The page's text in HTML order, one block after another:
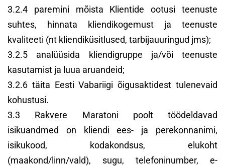
3.2.4 paremini mõista Klientide ootusi teenuste
suhtes, hinnata kliendikogemust ja teenuste
kvaliteeti (nt kliendiküsitlused, tarbijauuringud jms);
3.2.5 analüüsida kliendigruppe ja/või teenuste
kasutamist ja luua aruandeid;
3.2.6 täita Eesti Vabariigi õigusaktidest tulenevaid
kohustusi.
3.3 Rakvere Maratoni poolt töödeldavad
isikuandmed on kliendi ees- ja perekonnanimi,
isikukood, kodakondsus, elukoht
(maakond/linn/vald), sugu, telefoninumber, e-